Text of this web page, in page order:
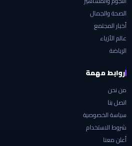
الصحة والجمال
أخبار المجتمع
عالم الأزياء
الرياضة
روابط مهمة
من نحن
اتصل بنا
سياسة الخصوصية
شروط الاستخدام
أعلن معنا